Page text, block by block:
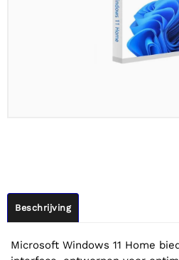
Beschrijving
Microsoft Windows 11 Home